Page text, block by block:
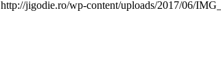
http://jigodie.ro/wp-content/uploads/2017/06/